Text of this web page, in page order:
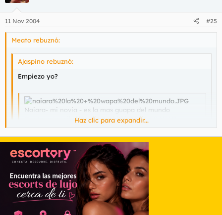
11 Nov 2004 #25
Meato rebuznó:
Ajaspino rebuznó:
Empiezo yo?
Naiara- mi novia - es la mas guapa del mundo
Gente esta txika es guapa ehhhh? POS ES MIA!!!
Haz clic para expandir...
Vamos a ver a su novia tal como es en realidad:
Haz clic para expandir...
Jjajajajajajajajajajajajajajjajajajaj
Dice que es suya jajajaja tranqui tio queno te la queremos
quitar que te tiene que dejar tu novia el culo hecho unas trizas
biuf :-o asi te hace asi.....
El montaje se lleva un 10 xD
Haz clic para expandir...